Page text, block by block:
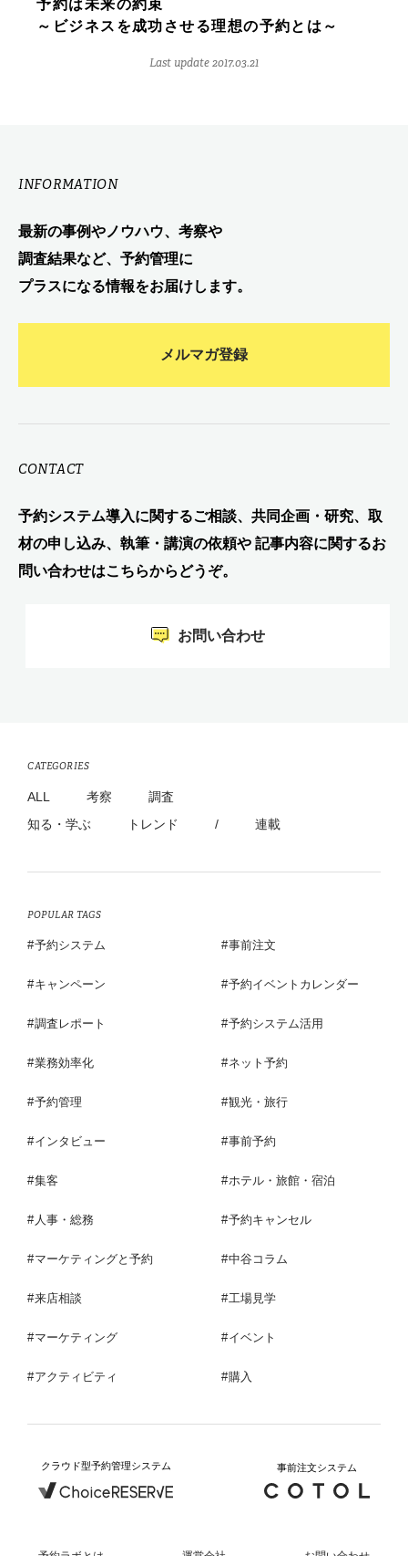
予約は未来の約束
～ビジネスを成功させる理想の予約とは～
Last update 2017.03.21
INFORMATION
最新の事例やノウハウ、考察や
調査結果など、予約管理に
プラスになる情報をお届けします。
メルマガ登録
CONTACT
予約システム導入に関するご相談、共同企画・研究、取
材の申し込み、執筆・講演の依頼や 記事内容に関するお
問い合わせはこちらからどうぞ。
お問い合わせ
CATEGORIES
ALL 考察
調査
知る・学ぶ
トレンド / 連載
POPULAR TAGS
予約システム 事前注文
キャンペーン 予約イベントカレンダー
調査レポート 予約システム活用
業務効率化 ネット予約
予約管理 観光・旅行
インタビュー 事前予約
集客 ホテル・旅館・宿泊
人事・総務 予約キャンセル
マーケティングと予約 中谷コラム
来店相談 工場見学
マーケティング イベント
アクティビティ 購入
クラウド型予約管理システム 事前注文システム